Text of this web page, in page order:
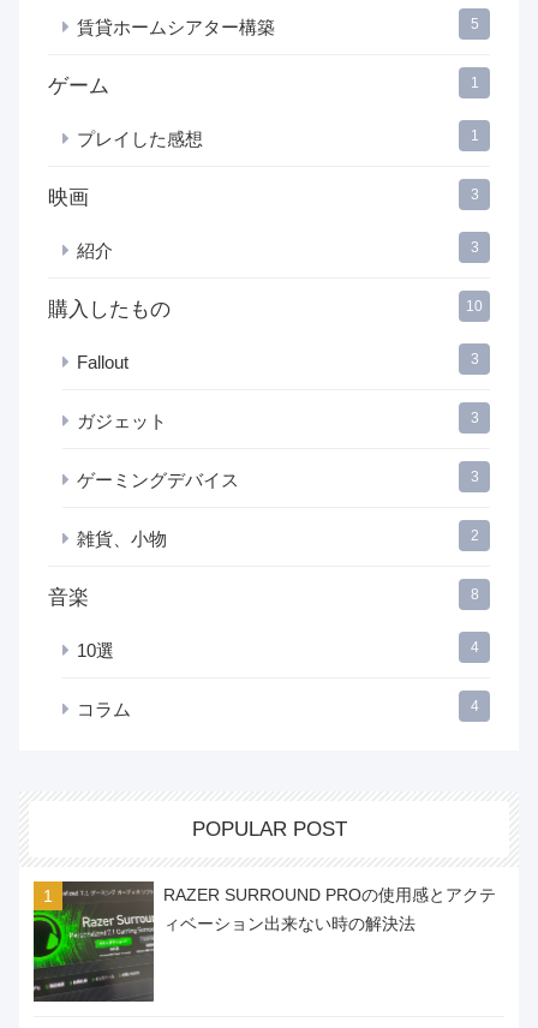
賃貸ホームシアター構築 5
ゲーム 1
プレイした感想 1
映画 3
紹介 3
購入したもの 10
Fallout 3
ガジェット 3
ゲーミングデバイス 3
雑貨、小物 2
音楽 8
10選 4
コラム 4
POPULAR POST
RAZER SURROUND PROの使用感とアクテ
ィベーション出来ない時の解決法